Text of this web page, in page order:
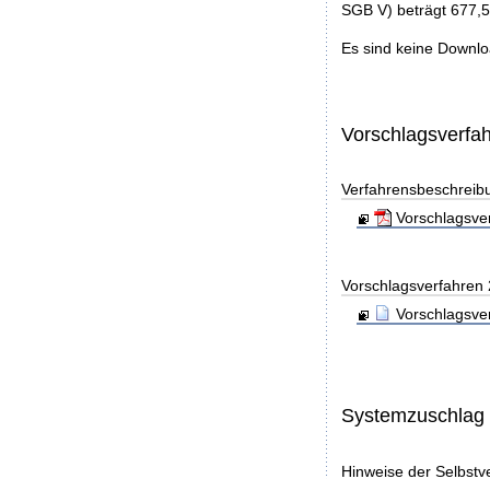
SGB V) beträgt
Es sind keine
Systemzuschlag
Hinweise der